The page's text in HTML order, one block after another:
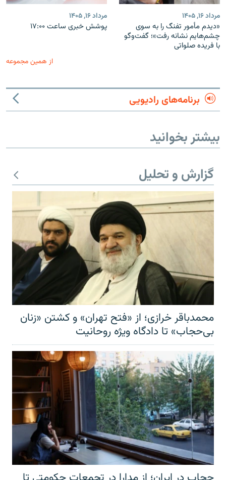
مرداد ۱۶, ۱۴۰۵
«دیدم مأمور تفنگ را به سوی
چشم‌هایم نشانه رفت»؛ گفت‌و‌گو
با فریده صلواتی
مرداد ۱۶, ۱۴۰۵
پوشش خبری ساعت ۱۷:۰۰
از همین مجموعه
برنامه‌های رادیویی
بیشتر بخوانید
گزارش و تحلیل
محمدباقر خرازی؛ از «فتح تهران» و کشتن «زنان
بی‌حجاب» تا دادگاه ویژه روحانیت